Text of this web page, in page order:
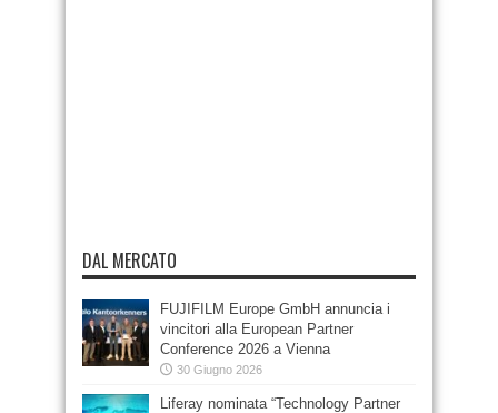
DAL MERCATO
FUJIFILM Europe GmbH annuncia i
vincitori alla European Partner
Conference 2026 a Vienna
30 Giugno 2026
Liferay nominata “Technology Partner